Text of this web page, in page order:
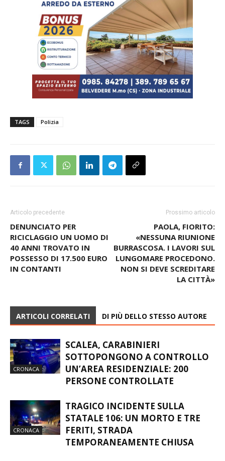
TAGS Polizia
Articolo precedente
DENUNCIATO PER
RICICLAGGIO UN UOMO DI
40 ANNI TROVATO IN
POSSESSO DI 17.500 EURO
IN CONTANTI
Prossimo articolo
PAOLA, FIORITO:
«NESSUNA RIUNIONE
BURRASCOSA. I LAVORI SUL
LUNGOMARE PROCEDONO.
NON SI DEVE SCREDITARE
LA CITTÀ»
ARTICOLI CORRELATI DI PIÙ DELLO STESSO AUTORE
CRONACA
SCALEA, CARABINIERI
SOTTOPONGONO A CONTROLLO
UN’AREA RESIDENZIALE: 200
PERSONE CONTROLLATE
CRONACA
TRAGICO INCIDENTE SULLA
STATALE 106: UN MORTO E TRE
FERITI, STRADA
TEMPORANEAMENTE CHIUSA